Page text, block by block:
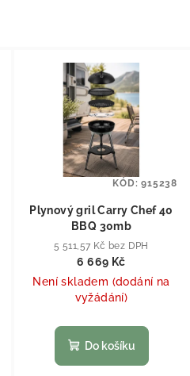
Plynový gril Carry Chef 40
BBQ 30mb
5 511,57 Kč bez DPH
6 669 Kč
Není skladem (dodání na
vyžádání)
Do košíku
KÓD:915238